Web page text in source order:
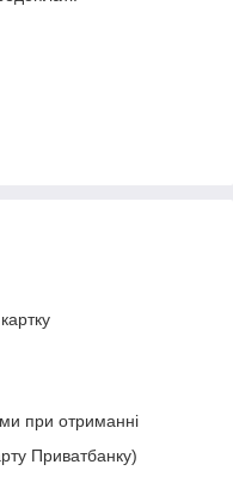
при отриманні
Приватбанку)